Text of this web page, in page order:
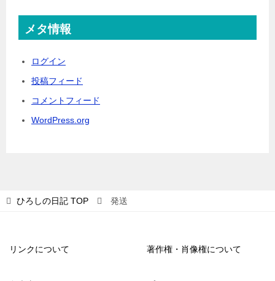
メタ情報
ログイン
投稿フィード
コメントフィード
WordPress.org
ひろしの日記 TOP 発送
リンクについて 著作権・肖像権について